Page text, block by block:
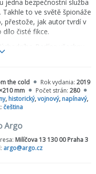
jedna bezpečnostní služba
to ve světě špionáže
přestože, jak autor tvrdí v
čisté fikce.
Berlína všechny
zeď. Jednoho mu však
německé tajné služby.
k překvapivému konci…
the cold Rok vydania: 2019
mm Počet strán: 280
, historický,vojnový, napínavý,
čeština
Argo
Milíčova 13 130 00 Praha 3
argo@argo.cz